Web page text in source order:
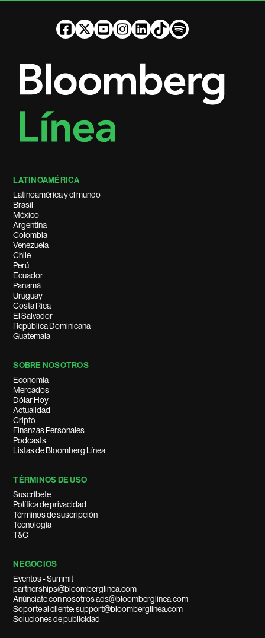
LATINOAMÉRICA
Latinoamérica y el mundo
Brasil
México
Argentina
Colombia
Venezuela
Chile
Perú
Ecuador
Panamá
Uruguay
Costa Rica
El Salvador
República Dominicana
Guatemala
SOBRE NOSOTROS
Economía
Mercados
Dólar Hoy
Actualidad
Cripto
Finanzas Personales
Podcasts
Listas de Bloomberg Línea
TÉRMINOS DE USO
Suscríbete
Política de privacidad
Términos de suscripción
Tecnología
T&C
NEGOCIOS
Eventos - Summit
partnerships@bloomberglinea.com
Anúnciate con nosotros ads@bloomberglinea.com
Soporte al cliente: support@bloomberglinea.com
Soluciones de publicidad